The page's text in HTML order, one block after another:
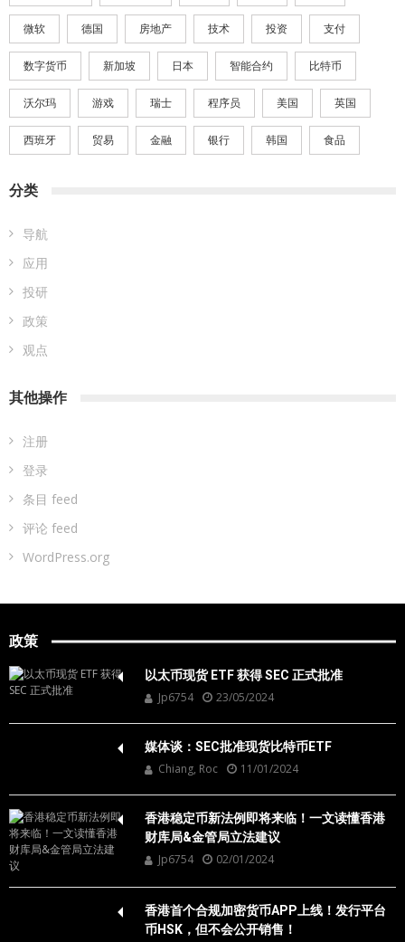
微软 德国 房地产 技术 投资 支付
数字货币 新加坡 日本 智能合约 比特币
沃尔玛 游戏 瑞士 程序员 美国 英国
西班牙 贸易 金融 银行 韩国 食品
分类
导航
应用
投研
政策
观点
其他操作
注册
登录
条目 feed
评论 feed
WordPress.org
政策
以太币现货 ETF 获得 SEC 正式批准
Jp6754 23/05/2024
媒体谈：SEC批准现货比特币ETF
Chiang, Roc 11/01/2024
香港稳定币新法例即将来临！一文读懂香港
财库局&金管局立法建议
Jp6754 02/01/2024
香港首个合规加密货币APP上线！发行平台
币HSK，但不会公开销售！